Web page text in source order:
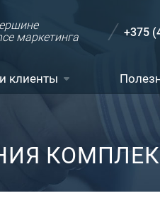
маркетинга
+375
клиенты